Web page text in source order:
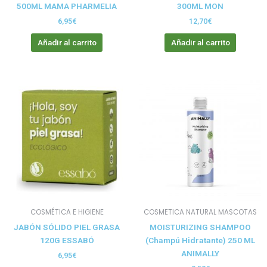
500ML MAMA PHARMELIA
6,95€
Añadir al carrito
300ML MON
12,70€
Añadir al carrito
COSMÉTICA E HIGIENE
JABÓN SÓLIDO PIEL GRASA
120G ESSABÓ
6,95€
COSMETICA NATURAL MASCOTAS
MOISTURIZING SHAMPOO
(Champú Hidratante) 250 ML
ANIMALLY